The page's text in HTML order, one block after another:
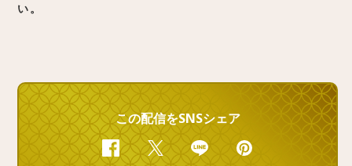
い。
この配信をSNSシェア
FacebookTwitter Line